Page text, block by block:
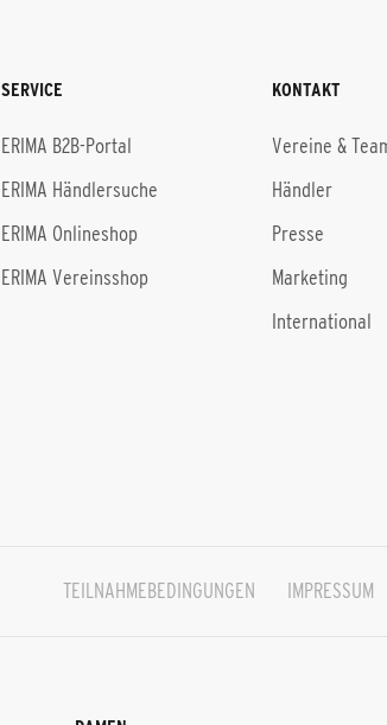
SERVICE
ERIMA B2B-Portal
ERIMA Händlersuche
ERIMA Onlineshop
ERIMA Vereinsshop
KONTAKT
Vereine &
Händler
Presse
Marketing
International
TEILNAHMEBEDINGUNGEN IMPRESSUM